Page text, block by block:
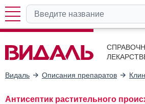
Видаль Описания препаратов
Антисептик растительного